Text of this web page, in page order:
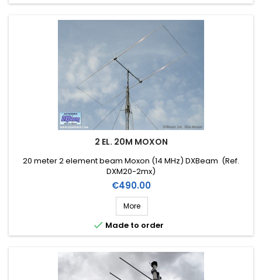
2 EL. 20M MOXON
20 meter 2 element beam Moxon (14 MHz) DXBeam (Ref.
DXM20-2mx)
Price
€490.00
More
 Made to order